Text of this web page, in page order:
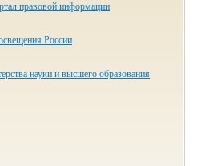
правовой информации
России
науки и высшего образования